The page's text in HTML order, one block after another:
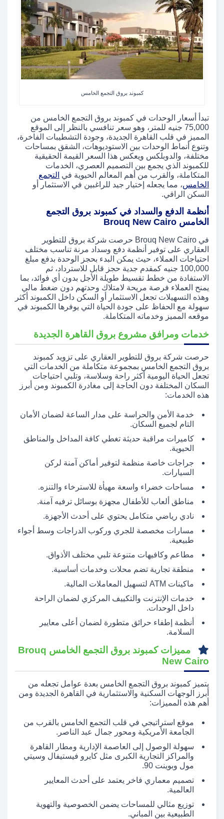
كمبوند بروق التجمع الخامس
تبدأ أسعار الوحدات في كمبوند بروق التجمع الخامس من
75,000 جنيه للمتر، وهو سعر تنافسي بالنظر إلى الموقع
المميز في قلب القاهرة الجديدة، وجودة التشطيبات الفاخرة،
وتنوع أنماط الوحدات بين الاستوديوهات، الشقق بمساحات
مختلفة، والدوبلكس ويعكس هذا السعر القيمة الحقيقية
للكمبوند الذي يجمع بين التصميم العصري، الخدمات
المتكاملة، والقرب من أهم المعالم الحيوية في التجمع
الخامس، مما يجعله إختيار جيد للراغبين في الاستثمار أو
السكن الراقي.
أنظمة الدفع والسداد في كمبوند بروق التجمع
الخامس Brouq New Cairo
في Brouq New Cairo حرصت شركة بروق للتطوير
العقاري على توفير أنظمة دفع وسداد مرنة تناسب مختلف
احتياجات العملاء، حيث يمكن البدء بحجز الوحدة بدفع مبلغ
100,000 جنيه كمقدم جدية حجز قابل للاسترداد، ثم
الاستفادة من خطط تقسيط طويلة الأجل بدون أي فوائد، بما
يمنح العملاء فرصة مريحة لامتلاك وحدتهم دون ضغط مالي
وهذه التسهيلات تجعل الاستثمار أو السكن داخل الكمبوند أكثر
سهولة مع الحفاظ على جودة الحياة التي يوفرها الكمبوند في
موقعه المميز وخدماته المتكاملة.
خدمات ومرافق مشروع بروق القاهرة الجديدة
حرصت شركة بروق للتطوير العقاري على تزويد كمبوند
بروق التجمع الخامس بمجموعة متكاملة من الخدمات التي
تجعل الحياة اليومية أكثر راحة وسلاسة، وتلبي احتياجات
السكان المختلفة دون الحاجة إلى مغادرة الكمبوند ومن أبرز
هذه الخدمات:
خدمة الأمن والحراسة على مدار الساعة لضمان الأمان
التام لجميع السكان.
كاميرات مراقبة حديثة تغطي كافة المداخل والمناطق
الحيوية.
جراجات خاصة منظمة لتوفير أماكن آمنة لركن
السيارات.
مساحات خضراء واسعة مهيأة للاسترخاء والتنزه.
مناطق ألعاب للأطفال مجهزة بوسائل ترفيه آمنة.
نادي رياضي متكامل يحتوي على أحدث الأجهزة.
مسارات مخصصة للجري وركوب الدراجات وسط أجواء
طبيعية.
مطاعم وكافيهات متنوعة تلبي مختلف الأذواق.
منطقة تجارية تضم محلات وخدمات أساسية.
ماكينات ATM لتسهيل المعاملات المالية.
خدمات الإنترنت والتكييف المركزي لضمان الراحة
داخل الوحدات.
أنظمة إطفاء حرائق متطورة لضمان أعلى معايير
السلامة.
مميزات كمبوند بروق التجمع الخامس Brouq
New Cairo
يتميز كمبوند بروق التجمع الخامس بعدة عوامل تجعله من
أبرز الوجهات السكنية والاستثمارية في القاهرة الجديدة ومن
أهم هذه المميزات:
موقع استراتيجي في قلب التجمع الخامس بالقرب من
الجامعة الأمريكية ومحور جمال عبد الناصر.
سهولة الوصول إلى العاصمة الإدارية ومطار القاهرة
والمراكز التجارية الكبرى مثل كايرو فيستيفال وسيتي
مول وبوينت 90.
تصميم معماري فاخر يعتمد على أحدث المعايير
العالمية.
توزيع مثالي للمساحات يضمن الخصوصية والتهوية
الطبيعية بين المباني.